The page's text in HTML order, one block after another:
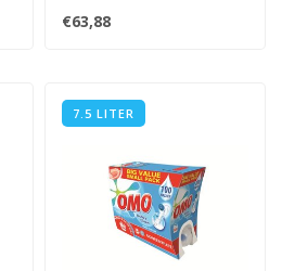
hardnekkig vuil en vlekken ..
€63,88
7.5 LITER